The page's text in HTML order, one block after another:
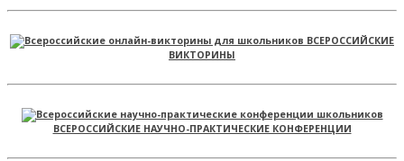
ВСЕРОССИЙСКИЕ
ВИКТОРИНЫ
ВСЕРОССИЙСКИЕ НАУЧНО-ПРАКТИЧЕСКИЕ КОНФЕРЕНЦИИ